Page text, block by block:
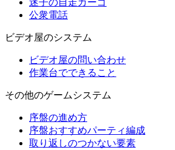
迷子の自走カーゴ
公衆電話
ビデオ屋のシステム
ビデオ屋の問い合わせ
作業台でできること
その他のゲームシステム
序盤の進め方
序盤おすすめパーティ編成
取り返しのつかない要素